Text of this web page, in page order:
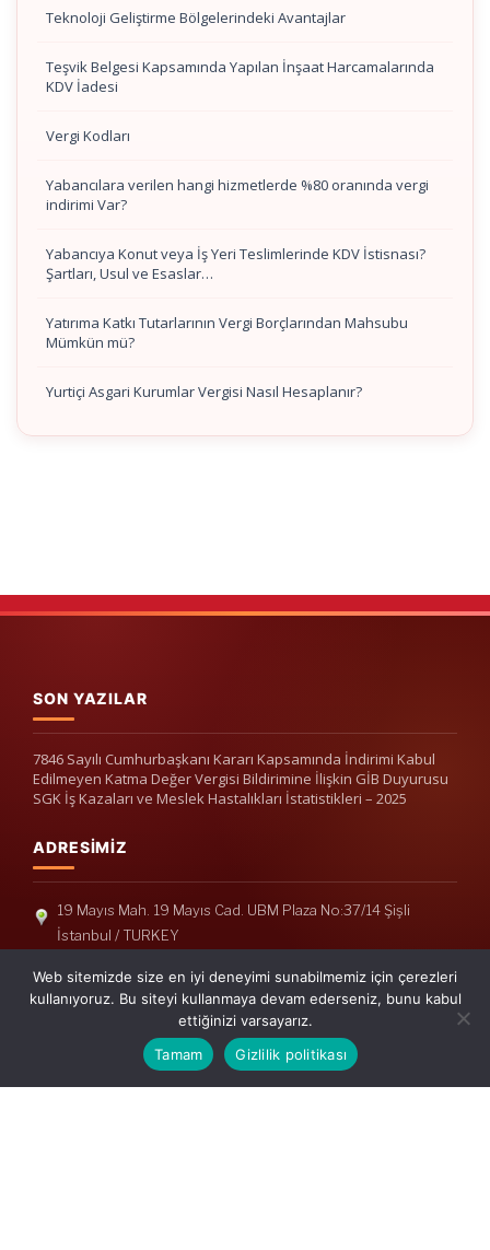
Teknoloji Geliştirme Bölgelerindeki Avantajlar
Teşvik Belgesi Kapsamında Yapılan İnşaat Harcamalarında
KDV İadesi
Vergi Kodları
Yabancılara verilen hangi hizmetlerde %80 oranında vergi
indirimi Var?
Yabancıya Konut veya İş Yeri Teslimlerinde KDV İstisnası?
Şartları, Usul ve Esaslar…
Yatırıma Katkı Tutarlarının Vergi Borçlarından Mahsubu
Mümkün mü?
Yurtiçi Asgari Kurumlar Vergisi Nasıl Hesaplanır?
SON YAZILAR
7846 Sayılı Cumhurbaşkanı Kararı Kapsamında İndirimi Kabul
Edilmeyen Katma Değer Vergisi Bildirimine İlişkin GİB Duyurusu
SGK İş Kazaları ve Meslek Hastalıkları İstatistikleri – 2025
ADRESIMIZ
19 Mayıs Mah. 19 Mayıs Cad. UBM Plaza No:37/14 Şişli
İstanbul / TURKEY
Telefon: +90(212) 240 33 39
Telefon: +90(212) 248 19 36
info@erisymm.com
Web sitemizde size en iyi deneyimi sunabilmemiz için çerezleri
kullanıyoruz. Bu siteyi kullanmaya devam ederseniz, bunu kabul
ettiğinizi varsayarız.
Tamam
Gizlilik politikası